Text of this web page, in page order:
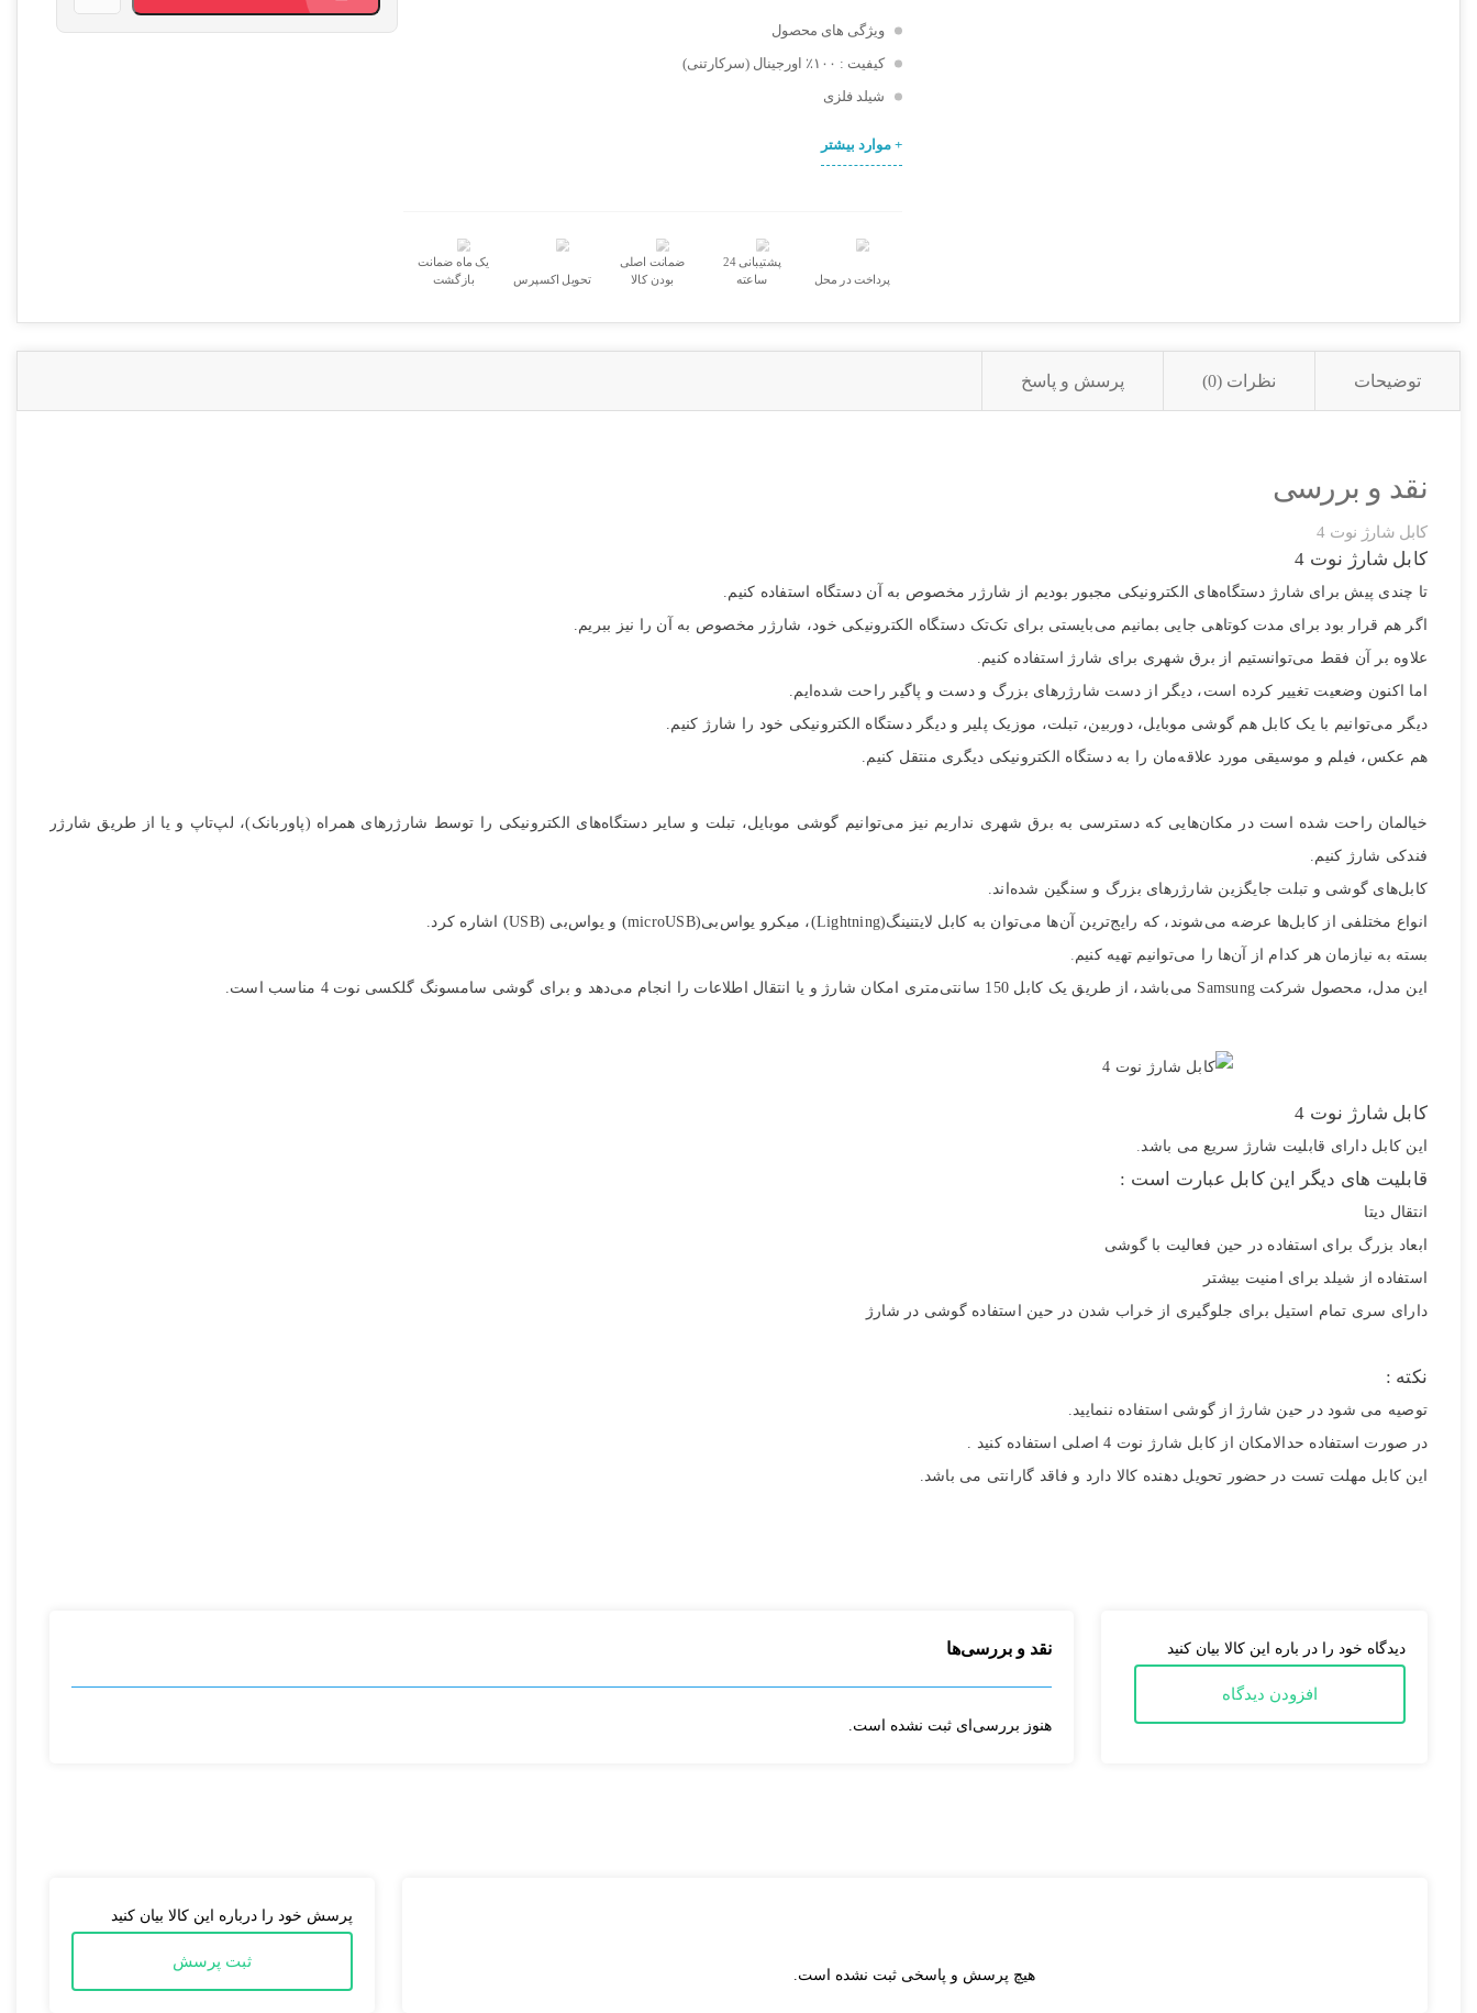
ویژگی های محصول
کیفیت : ۱۰۰‎٪ اورجینال (سرکارتنی)
شیلد فلزی
+ موارد بیشتر
بود.
است.
نوت
پرداخت در محل
پشتیبانی 24
ساعته
ضمانت اصلی
بودن کالا تحویل اکسپرس
یک ماه ضمانت
بازگشت
توضیحات نظرات (0) پرسش و پاسخ
نقد و بررسی
کابل شارژ نوت 4
کابل شارژ نوت 4
تا چندی پیش برای شارژ دستگاه‌های الکترونیکی مجبور بودیم از شارژر مخصوص به آن دستگاه استفاده کنیم.
اگر هم قرار بود برای مدت کوتاهی جایی بمانیم می‌بایستی برای تک‌تک دستگاه الکترونیکی خود، شارژر مخصوص به آن را نیز ببریم.
علاوه بر آن فقط می‌توانستیم از برق شهری برای شارژ استفاده کنیم.
اما اکنون وضعیت تغییر کرده است، دیگر از دست شارژرهای بزرگ و دست و پاگیر راحت شده‌ایم.
دیگر می‌توانیم با یک کابل هم گوشی موبایل، دوربین، تبلت، موزیک پلیر و دیگر دستگاه الکترونیکی خود را شارژ کنیم.
هم عکس، فیلم و موسیقی مورد علاقه‌مان را به دستگاه الکترونیکی دیگری منتقل کنیم.
خیالمان راحت شده است در مکان‌هایی که دسترسی به برق شهری نداریم نیز می‌توانیم گوشی موبایل، تبلت و سایر دستگاه‌های الکترونیکی را توسط شارژرهای همراه (پاوربانک)، لپ‌تاپ و یا از طریق شارژر
فندکی شارژ کنیم.
کابل‌های گوشی و تبلت جایگزین شارژرهای بزرگ و سنگین شده‌اند.
انواع مختلفی از کابل‌ها عرضه می‌شوند، که رایج‌ترین آن‌ها می‌توان به کابل لایتنینگ(Lightning)، میکرو یو‌اس‌بی(microUSB) و یو‌اس‌بی (USB) اشاره کرد.
بسته به نیازمان هر کدام از آن‌ها را می‌توانیم تهیه کنیم.
این مدل، محصول شرکت Samsung می‌باشد، از طریق یک کابل 150 سانتی‌متری امکان شارژ و یا انتقال اطلاعات را انجام می‌دهد و برای گوشی سامسونگ گلکسی نوت 4 مناسب است.
کابل شارژ نوت 4
این کابل دارای قابلیت شارژ سریع می باشد.
قابلیت های دیگر این کابل عبارت است :
انتقال دیتا
ابعاد بزرگ برای استفاده در حین فعالیت با گوشی
استفاده از شیلد برای امنیت بیشتر
دارای سری تمام استیل برای جلوگیری از خراب شدن در حین استفاده گوشی در شارژ
نکته :
توصیه می شود در حین شارژ از گوشی استفاده ننمایید.
در صورت استفاده حدالامکان از کابل شارژ نوت 4 اصلی استفاده کنید .
این کابل مهلت تست در حضور تحویل دهنده کالا دارد و فاقد گارانتی می باشد.
دیدگاه خود را در باره این کالا بیان کنید
افزودن دیدگاه
نقد و بررسی‌ها
هنوز بررسی‌ای ثبت نشده است.
هیچ پرسش و پاسخی ثبت نشده است.
پرسش خود را درباره این کالا بیان کنید
ثبت پرسش
ارسال به ایمیل
تصاویر رسمی